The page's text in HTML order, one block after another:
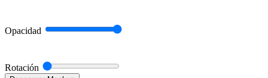
Opacidad
Rotación